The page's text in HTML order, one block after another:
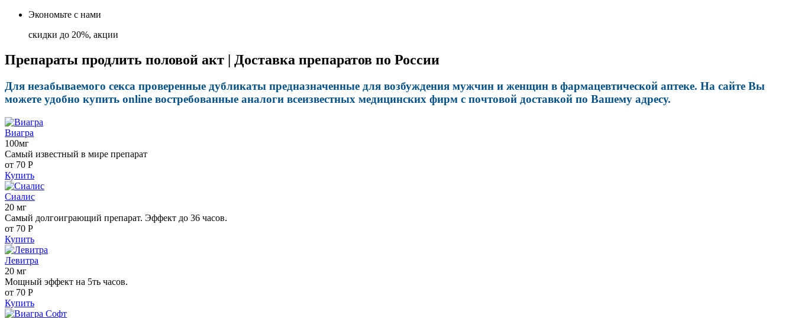
Экономьте с нами
скидки до 20%, акции
Препараты продлить половой акт | Доставка препаратов по России
Для незабываемого секса проверенные дубликаты предназначенные для возбуждения мужчин и женщин в фармацевтической аптеке. На сайте Вы
можете удобно купить online востребованные аналоги всеизвестных медицинских фирм с почтовой доставкой по Вашему адресу.
Виагра
100мг
Самый известный в мире препарат
от 70 Р
Купить
Сиалис
20 мг
Самый долгоиграющий препарат. Эффект до 36 часов.
от 70 Р
Купить
Левитра
20 мг
Мощный эффект на 5ть часов.
от 70 Р
Купить